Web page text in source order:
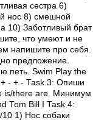
сестра 6)
нос 8) смешной
10) Заботливый брат
что умеют и не
напишите про себя.
предложение.
петь. Swim Play the
- + - Task 3: Опиши
is/there are. Минимум
Tom Bill I Task 4:
10 1) Ноc собаки